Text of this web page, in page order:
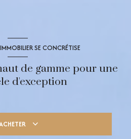
SE CONCRÉTISE
de gamme pour une
d'exception